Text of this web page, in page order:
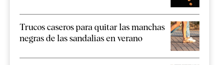
Trucos caseros para quitar las manchas
negras de las sandalias en verano